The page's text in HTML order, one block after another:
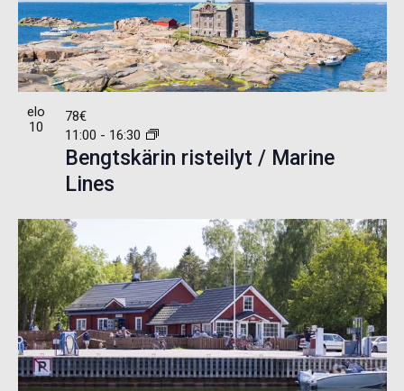
elo
10
Bengtskärin risteilyt / Marine
Lines
11:00 - 16:30
78€